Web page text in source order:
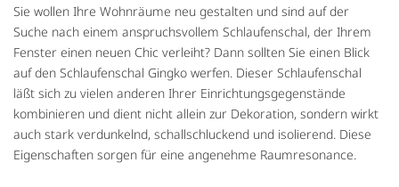
Sie wollen Ihre Wohnräume neu gestalten und sind auf der
Suche nach einem anspruchsvollem Schlaufenschal, der Ihrem
Fenster einen neuen Chic verleiht? Dann sollten Sie einen Blick
auf den Schlaufenschal Gingko werfen. Dieser Schlaufenschal
läßt sich zu vielen anderen Ihrer Einrichtungsgegenstände
kombinieren und dient nicht allein zur Dekoration, sondern wirkt
auch stark verdunkelnd, schallschluckend und isolierend. Diese
Eigenschaften sorgen für eine angenehme Raumresonance.